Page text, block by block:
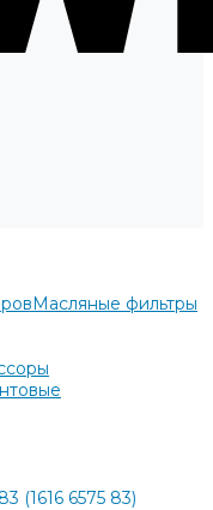
Масляные фильтры
(1616 6575 83)